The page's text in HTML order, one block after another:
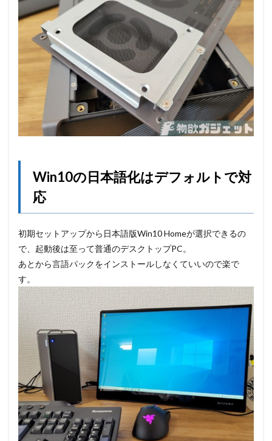
Win10の日本語化はデフォルトで対
応
初期セットアップから日本語版Win10 Homeが選択できるの
で、起動後は至って普通のデスクトップPC。
あとから言語パックをインストールしなくていいので楽で
す。